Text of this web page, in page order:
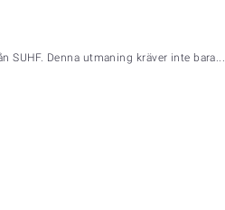
SUHF. Denna utmaning kräver inte bara...